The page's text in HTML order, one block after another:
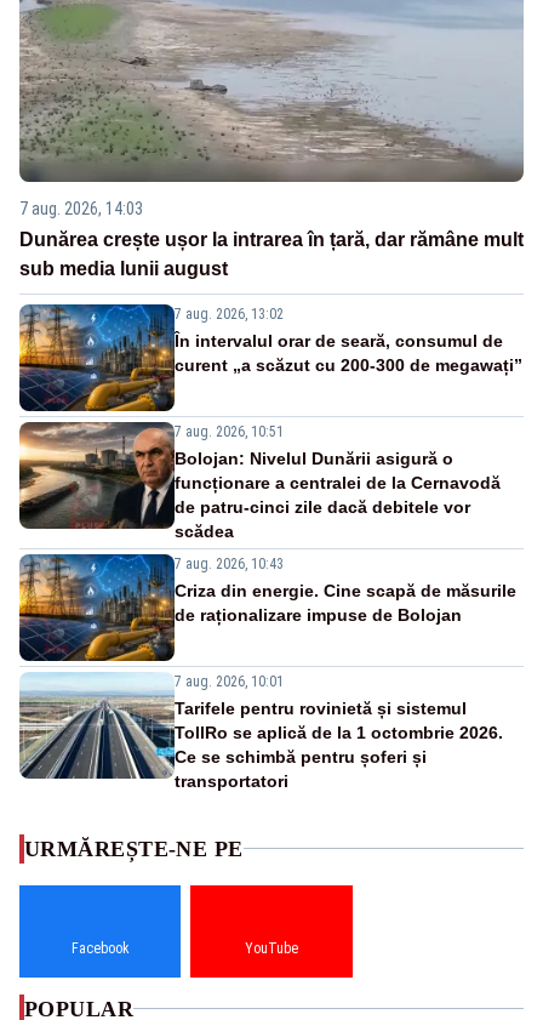
7 aug. 2026, 14:03
Dunărea crește ușor la intrarea în țară, dar rămâne mult
sub media lunii august
7 aug. 2026, 13:02
În intervalul orar de seară, consumul de
curent „a scăzut cu 200-300 de megawați”
7 aug. 2026, 10:51
Bolojan: Nivelul Dunării asigură o
funcționare a centralei de la Cernavodă
de patru-cinci zile dacă debitele vor
scădea
7 aug. 2026, 10:43
Criza din energie. Cine scapă de măsurile
de raționalizare impuse de Bolojan
7 aug. 2026, 10:01
Tarifele pentru rovinietă și sistemul
TollRo se aplică de la 1 octombrie 2026.
Ce se schimbă pentru șoferi și
transportatori
URMĂREȘTE-NE PE
Facebook YouTube
POPULAR